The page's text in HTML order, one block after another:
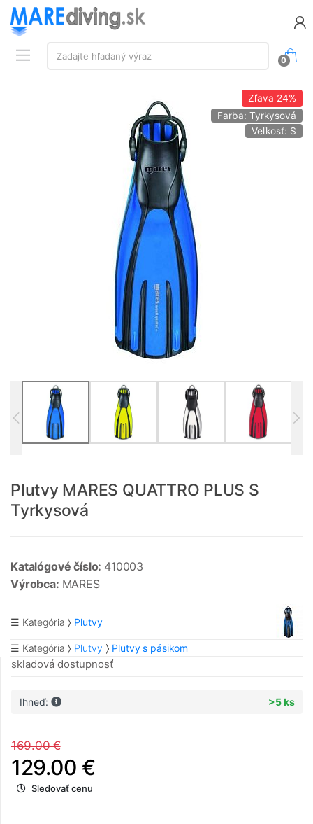
Vyhľadávanie:
Zadajte hľadaný výraz
0
Zľava 24%
Farba: Tyrkysová
Veľkosť: S
Plutvy MARES QUATTRO PLUS S
Tyrkysová
Katalógové číslo: 410003
Výrobca: MARES
☰ Kategória Plutvy
☰ Kategória Plutvy Plutvy s pásikom
skladová dostupnosť
Ihneď: >5 ks
169.00 €
129.00 €
Sledovať cenu